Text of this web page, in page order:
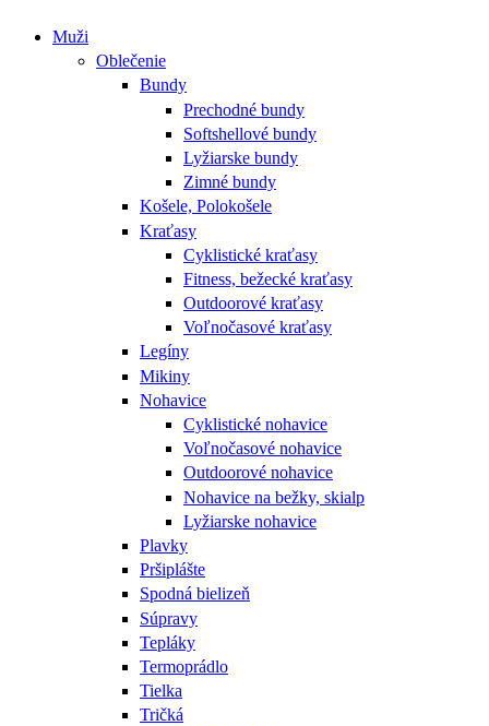
Muži
Oblečenie
Bundy
Prechodné bundy
Softshellové bundy
Lyžiarske bundy
Zimné bundy
Košele, Polokošele
Kraťasy
Cyklistické kraťasy
Fitness, bežecké kraťasy
Outdoorové kraťasy
Voľnočasové kraťasy
Legíny
Mikiny
Nohavice
Cyklistické nohavice
Voľnočasové nohavice
Outdoorové nohavice
Nohavice na bežky, skialp
Lyžiarske nohavice
Plavky
Pršiplášte
Spodná bielizeň
Súpravy
Tepláky
Termoprádlo
Tielka
Tričká